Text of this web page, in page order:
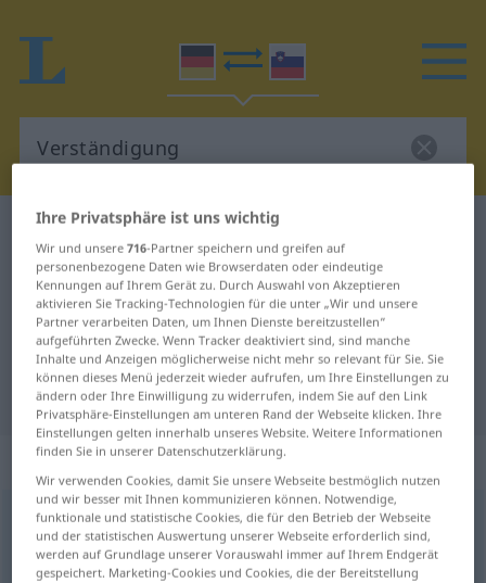
Deutsch-Slowenisch Wörterbuch
Deutsch-Slowenisch Übersetzung
für "Verständigung"
"Verständigung" Slowenisch
Übersetzung
„Verständigung“: Femininum
Verständigungf
Übersicht aller Übersetzungen
Ihre Privatsphäre ist uns wichtig
Wir und unsere716-Partner speichern und greifen auf
personenbezogene Daten wie Browserdaten oder eindeutige
Kennungen auf Ihrem Gerät zu. Durch Auswahl von Akzeptieren
aktivieren Sie Tracking-Technologien für die unter „Wir und unsere
Partner verarbeiten Daten, um Ihnen Dienste bereitzustellen“
aufgeführten Zwecke. Wenn Tracker deaktiviert sind, sind manche
Inhalte und Anzeigen möglicherweise nicht mehr so relevant für Sie. Sie
können dieses Menü jederzeit wieder aufrufen, um Ihre Einstellungen zu
ändern oder Ihre Einwilligung zu widerrufen, indem Sie auf den Link
Privatsphäre-Einstellungen am unteren Rand der Webseite klicken. Ihre
Einstellungen gelten innerhalb unseres Website. Weitere Informationen
finden Sie in unserer Datenschutzerklärung.
Wir verwenden Cookies, damit Sie unsere Webseite bestmöglich nutzen
und wir besser mit Ihnen kommunizieren können. Notwendige,
funktionale und statistische Cookies, die für den Betrieb der Webseite
und der statistischen Auswertung unserer Webseite erforderlich sind,
werden auf Grundlage unserer Vorauswahl immer auf Ihrem Endgerät
gespeichert. Marketing-Cookies und Cookies, die der Bereitstellung